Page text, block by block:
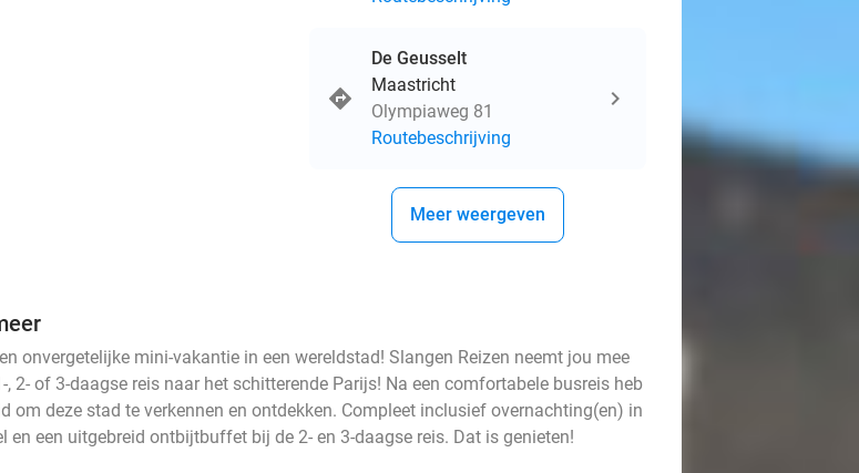
De Geusselt
Maastricht
Olympiaweg 81
Routebeschrijving
Meer weergeven
onvergetelijke mini-vakantie in een wereldstad! Slangen Reizen neemt jou mee
, 2- of 3-daagse reis naar het schitterende Parijs! Na een comfortabele busreis heb
om deze stad te verkennen en ontdekken. Compleet inclusief overnachting(en) in
en een uitgebreid ontbijtbuffet bij de 2- en 3-daagse reis. Dat is genieten!